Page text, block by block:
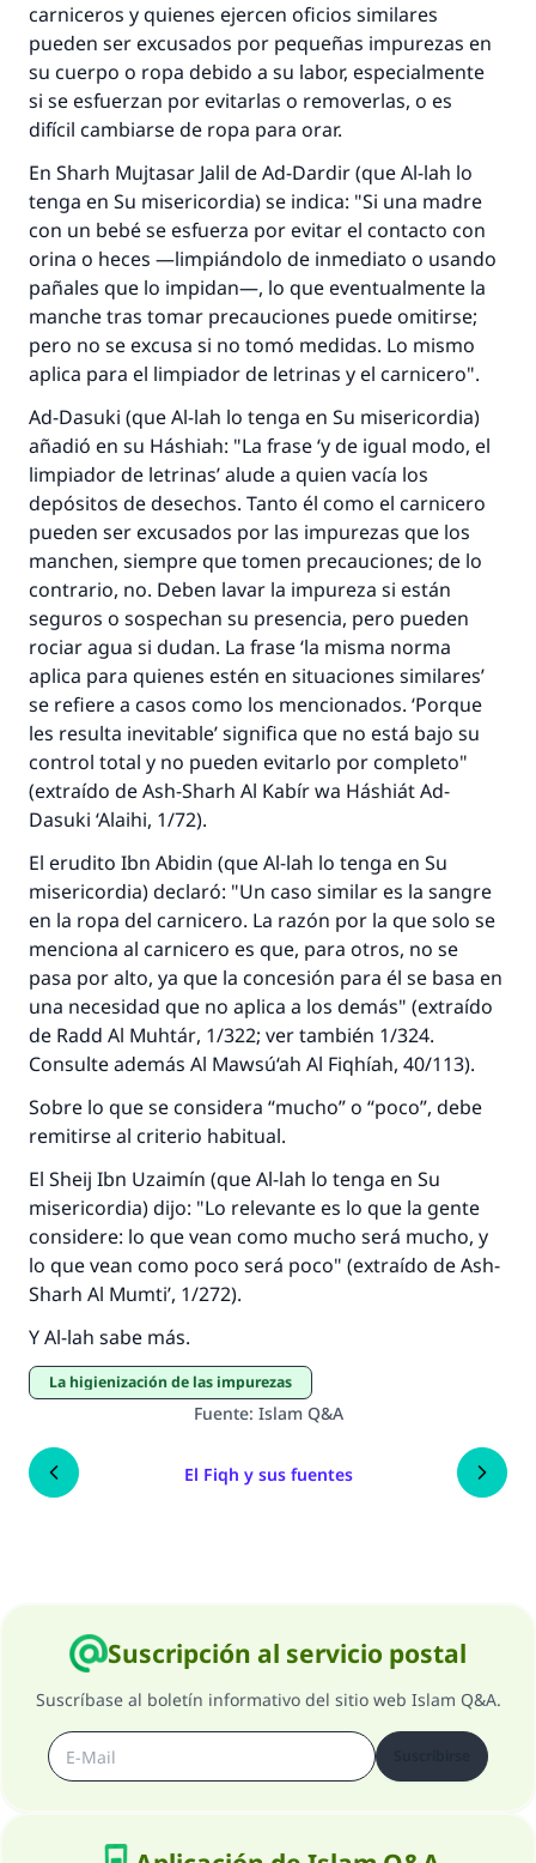
carniceros y quienes ejercen oficios similares
pueden ser excusados por pequeñas impurezas en
su cuerpo o ropa debido a su labor, especialmente
si se esfuerzan por evitarlas o removerlas, o es
difícil cambiarse de ropa para orar.
En Sharh Mujtasar Jalil de Ad-Dardir (que Al-lah lo
tenga en Su misericordia) se indica: "Si una madre
con un bebé se esfuerza por evitar el contacto con
orina o heces —limpiándolo de inmediato o usando
pañales que lo impidan—, lo que eventualmente la
manche tras tomar precauciones puede omitirse;
pero no se excusa si no tomó medidas. Lo mismo
aplica para el limpiador de letrinas y el carnicero".
Ad-Dasuki (que Al-lah lo tenga en Su misericordia)
añadió en su Háshiah: "La frase ‘y de igual modo, el
limpiador de letrinas’ alude a quien vacía los
depósitos de desechos. Tanto él como el carnicero
pueden ser excusados por las impurezas que los
manchen, siempre que tomen precauciones; de lo
contrario, no. Deben lavar la impureza si están
seguros o sospechan su presencia, pero pueden
rociar agua si dudan. La frase ‘la misma norma
aplica para quienes estén en situaciones similares’
se refiere a casos como los mencionados. ‘Porque
les resulta inevitable’ significa que no está bajo su
control total y no pueden evitarlo por completo"
(extraído deAsh-Sharh Al Kabír wa Háshiát Ad-
Dasuki ‘Alaihi, 1/72).
El erudito Ibn Abidin (que Al-lah lo tenga en Su
misericordia) declaró: "Un caso similar es la sangre
en la ropa del carnicero. La razón por la que solo se
menciona al carnicero es que, para otros, no se
pasa por alto, ya que la concesión para él se basa en
una necesidad que no aplica a los demás" (extraído
de Radd Al Muhtár, 1/322; ver también 1/324.
Consulte además Al Mawsú‘ah Al Fiqhíah, 40/113).
Sobre lo que se considera “mucho” o “poco”, debe
remitirse al criterio habitual.
El Sheij Ibn Uzaimín (que Al-lah lo tenga en Su
misericordia) dijo: "Lo relevante es lo que la gente
considere: lo que vean como mucho será mucho, y
lo que vean como poco será poco" (extraído deAsh-
Sharh Al Mumti’, 1/272).
Y Al-lah sabe más.
La higienización de las impurezas
Fuente: Islam Q&A
El Fiqh y sus fuentes
Suscripción al servicio postal
Suscríbase al boletín informativo del sitio web Islam Q&A.
(MUSLIM, 1893)
Contribuir